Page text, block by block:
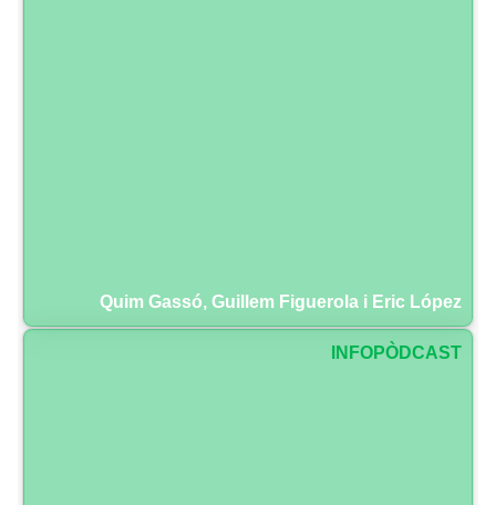
Quim Gassó, Guillem Figuerola i Eric López
INFOPÒDCAST